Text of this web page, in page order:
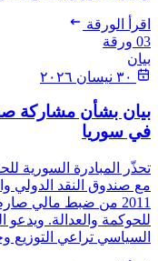
اقرأ الورقة
03 ورقة
بيان
بيان بشأن مشاركة
في سوريا
تحذّر المبادرة السورية
مع صندوق النقد الدولي
2011 من ضبط مالي
للحوكمة والعدالة. ويدعو
السياسي تراعي التوزيع